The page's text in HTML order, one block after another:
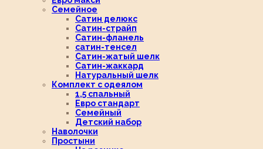
Семейное
Сатин делюкс
Сатин-страйп
Сатин-фланель
сатин-тенсел
Сатин-жатый шелк
Сатин-жаккард
Натуральный шелк
Комплект с одеялом
1,5 спальный
Евро стандарт
Семейный
Детский набор
Наволочки
Простыни